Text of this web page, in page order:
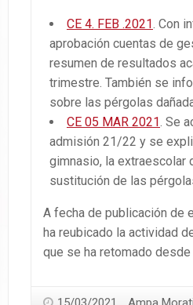
CE 4. FEB .2021 . Con
aprobación cuentas de
resumen de resultados
trimestre. También se
sobre las pérgolas
CE 05 MAR 2021 . Se
admisión 21/22 y se
gimnasio, la extraescolar
sustitución de las
A fecha de publicación de
ha reubicado la actividad
que se ha retomado desde